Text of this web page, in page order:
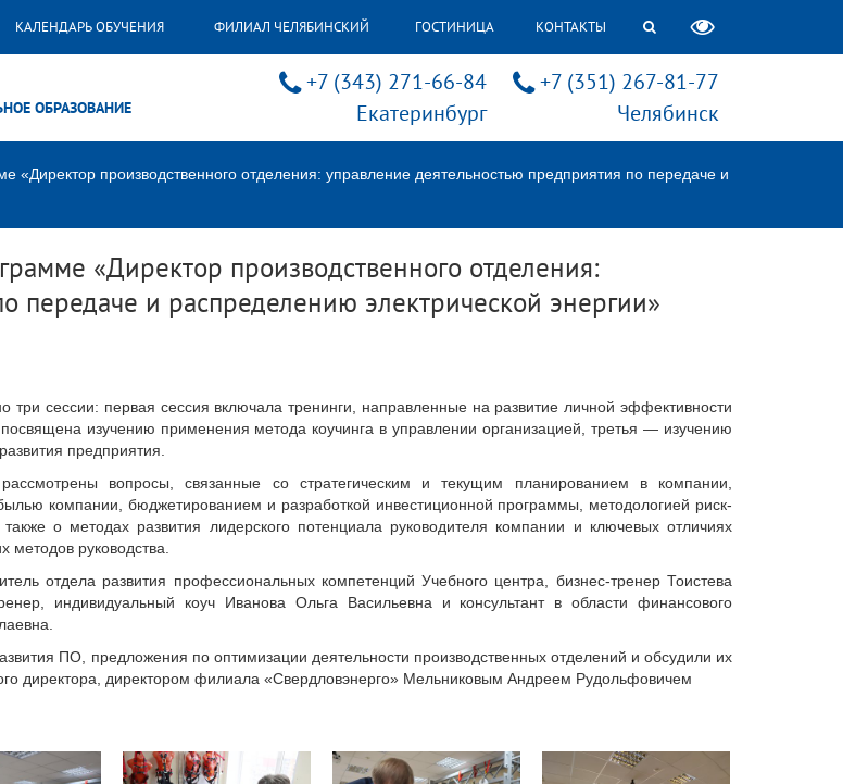
КАЛЕНДАРЬ ОБУЧЕНИЯ ФИЛИАЛ ЧЕЛЯБИНСКИЙ ГОСТИНИЦА КОНТАКТЫ
ОБРАЗОВАНИЕ
+7 (343) 271-66-84
Екатеринбург
+7 (351) 267-81-77
Челябинск
«Директор производственного отделения: управление деятельностью предприятия по передаче и
«Директор производственного отделения:
передаче и распределению электрической энергии»
три сессии: первая сессия включала тренинги, направленные на развитие личной эффективности
изучению применения метода коучинга в управлении организацией, третья — изучению
предприятия.
вопросы, связанные со стратегическим и текущим планированием в компании,
компании, бюджетированием и разработкой инвестиционной программы, методологией риск-
о методах развития лидерского потенциала руководителя компании и ключевых отличиях
методов руководства.
отдела развития профессиональных компетенций Учебного центра, бизнес-тренер Тоистева
индивидуальный коуч Иванова Ольга Васильевна и консультант в области финансового
ПО, предложения по оптимизации деятельности производственных отделений и обсудили их
директора, директором филиала «Свердловэнерго» Мельниковым Андреем Рудольфовичем